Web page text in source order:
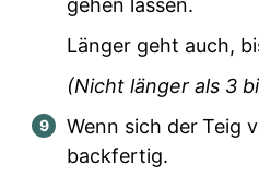
gehen lassen.
Länger geht auch,
(Nicht länger als 3
Wenn sich derTeig
backfertig.